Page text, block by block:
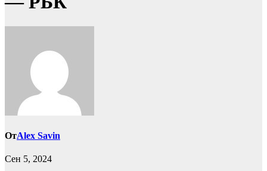
ОтAlex Savin
Сен 5, 2024